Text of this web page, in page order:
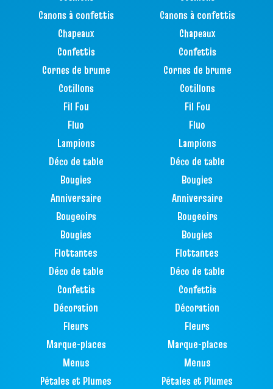
Canons à confettis
Chapeaux
Confettis
Cornes de brume
Cotillons
Fil Fou
Fluo
Lampions
Déco de table
Bougies
Anniversaire
Bougeoirs
Bougies
Flottantes
Déco de table
Confettis
Décoration
Fleurs
Marque-places
Menus
Pétales et Plumes
Canons à confettis
Chapeaux
Confettis
Cornes de brume
Cotillons
Fil Fou
Fluo
Lampions
Déco de table
Bougies
Anniversaire
Bougeoirs
Bougies
Flottantes
Déco de table
Confettis
Décoration
Fleurs
Marque-places
Menus
Pétales et Plumes